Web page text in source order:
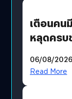
เตือนคน
หลุดครบ
รหัสผ่าน
06/08/2026
Read More